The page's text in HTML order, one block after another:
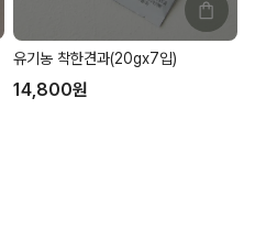
유기농 착한견과(20gx7입)
14,800원